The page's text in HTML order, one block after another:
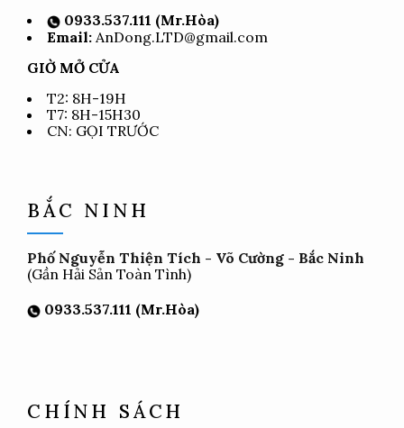
0933.537.111 (Mr.Hòa)
Email: AnDong.LTD@gmail.com
GIỜ MỞ CỬA
T2: 8H-19H
T7: 8H-15H30
CN: GỌI TRƯỚC
BẮC NINH
Phố Nguyễn Thiện Tích - Võ Cường - Bắc Ninh
(Gần Hải Sản Toàn Tình)
0933.537.111 (Mr.Hòa)
CHÍNH SÁCH